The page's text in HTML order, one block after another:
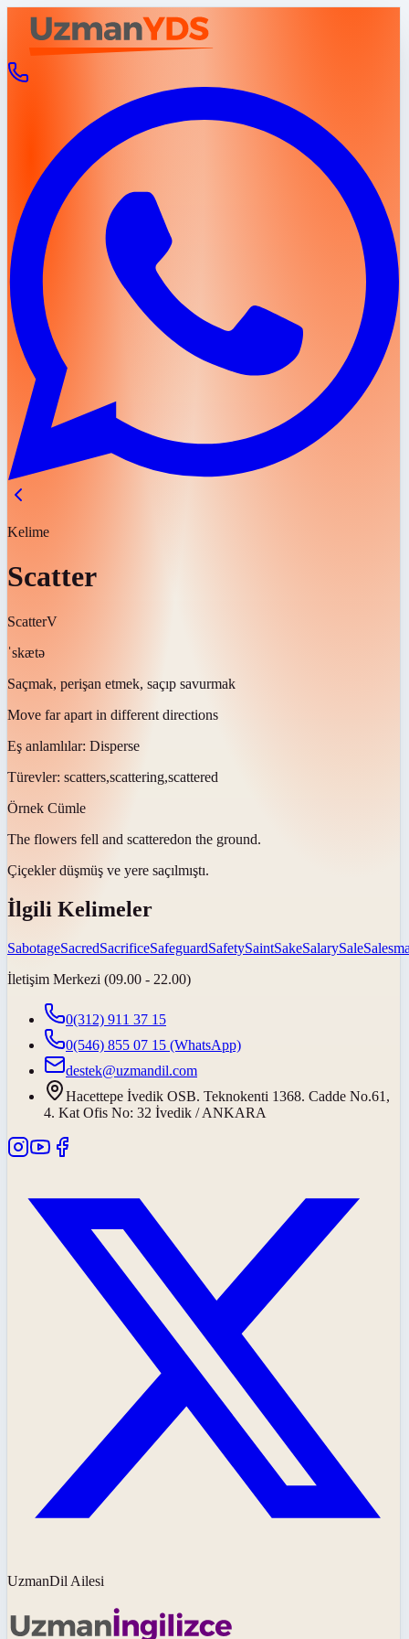
Kelime
Scatter
ScatterV
ˈskætə
Saçmak, perişan etmek, saçıp savurmak
Move far apart in different directions
Eş anlamlılar: Disperse
Türevler: scatters,scattering,scattered
Örnek Cümle
The flowers fell and scatteredon the ground.
Çiçekler düşmüş ve yere saçılmıştı.
İlgili Kelimeler
SabotageSacredSacrificeSafeguardSafetySaintSakeSalarySale
İletişim Merkezi (09.00 - 22.00)
0(312) 911 37 15
0(546) 855 07 15 (WhatsApp)
destek@uzmandil.com
Hacettepe İvedik OSB. Teknokenti 1368. Cadde No.61,
4. Kat Ofis No: 32 İvedik / ANKARA
UzmanDil Ailesi